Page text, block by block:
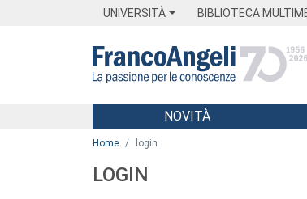
UNIVERSITÀ BIBLIOTECA
Menu
NOVITÀ
Home login
LOGIN